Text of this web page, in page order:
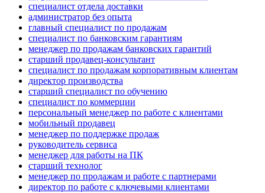
специалист отдела доставки
администратор без опыта
главный специалист по продажам
специалист по банковским гарантиям
менеджер по продажам банковских гарантий
старший продавец-консультант
специалист по продажам корпоративным клиентам
директор производства
старший специалист по обучению
специалист по коммерции
персональный менеджер по работе с клиентами
мобильный продавец
менеджер по поддержке продаж
руководитель сервиса
менеджер для работы на ПК
старший технолог
менеджер по продажам и работе с партнерами
директор по работе с ключевыми клиентами